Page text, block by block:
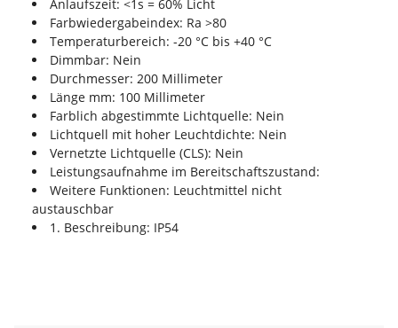
Anlaufszeit: <1s = 60% Licht
Farbwiedergabeindex: Ra >80
Temperaturbereich: -20 °C bis +40 °C
Dimmbar: Nein
Durchmesser: 200 Millimeter
Länge mm: 100 Millimeter
Farblich abgestimmte Lichtquelle: Nein
Lichtquell mit hoher Leuchtdichte: Nein
Vernetzte Lichtquelle (CLS): Nein
Leistungsaufnahme im Bereitschaftszustand:
Weitere Funktionen: Leuchtmittel nicht
austauschbar
1. Beschreibung: IP54